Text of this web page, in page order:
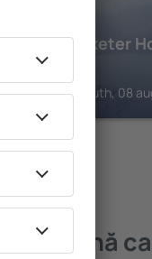
Royal Exeter
402
Bournemouth, 08
mai bună